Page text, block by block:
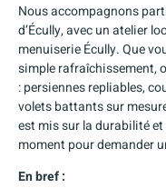
Nous accompagnons
d’Écully, avec un atelier
menuiserie Écully. Que
simple rafraîchissement,
: persiennes repliables,
volets battants sur
est mis sur la durabilité et
moment pour demander
En bref :